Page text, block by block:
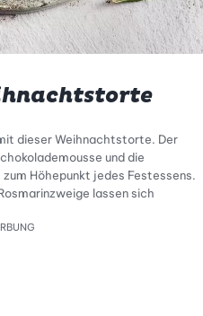
dieser Weihnachtstorte. Der
und die
Höhepunkt jedes Festessens.
lassen sich